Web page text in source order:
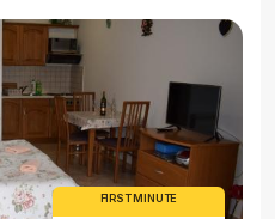
FIRST MINUTE